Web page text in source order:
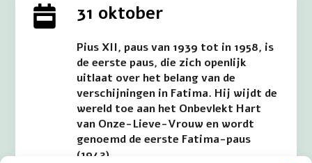
31 oktober
Pius XII, paus van 1939 tot in 1958, is
de eerste paus, die zich openlijk
uitlaat over het belang van de
verschijningen in Fatima. Hij wijdt de
wereld toe aan het Onbevlekt Hart
van Onze-Lieve-Vrouw en wordt
genoemd de eerste Fatima-paus
(1942).